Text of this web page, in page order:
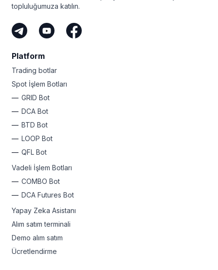
topluluğumuza katılın.
Platform
Trading botlar
Spot İşlem Botları
GRID Bot
DCA Bot
BTD Bot
LOOP Bot
QFL Bot
Vadeli İşlem Botları
COMBO Bot
DCA Futures Bot
Yapay Zeka Asistanı
Alım satım terminali
Demo alım satım
Ücretlendirme